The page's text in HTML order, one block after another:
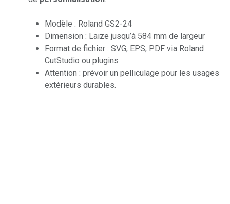
Modèle : Roland GS2-24
Dimension : Laize jusqu’à 584 mm de largeur
Format de fichier : SVG, EPS, PDF via Roland
CutStudio ou plugins
Attention : prévoir un pelliculage pour les usages
extérieurs durables.